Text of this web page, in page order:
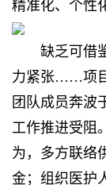
精准化、个性
缺乏可借
力紧张……项
团队成员奔波
工作推进受阻
为，多方联络
金；组织医护